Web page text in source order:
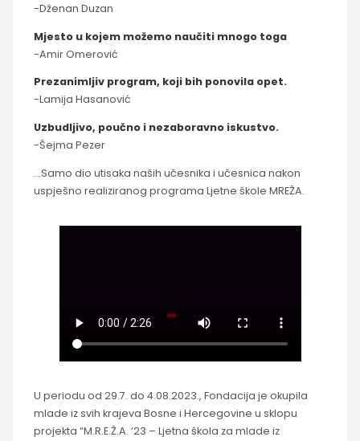
-Dženan Duzan
Mjesto u kojem možemo naučiti mnogo toga
-Amir Omerović
Prezanimljiv program, koji bih ponovila opet.
-Lamija Hasanović
Uzbudljivo, poučno i nezaboravno iskustvo.
-Šejma Pezer
…Samo dio utisaka naših učesnika i učesnica nakon
uspješno realiziranog programa Ljetne škole MREŽA.
U periodu od 29.7. do 4.08.2023., Fondacija je okupila
mlade iz svih krajeva Bosne i Hercegovine u sklopu
projekta “M.R.E.Ž.A. ‘23 – Ljetna škola za mlade iz